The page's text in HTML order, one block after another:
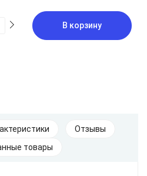
В корзину
Отзывы
товары